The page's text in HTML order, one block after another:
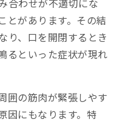
とがあります。その結
り、口を開閉するとき
るといった症状が現れ
囲の筋肉が緊張しやす
因にもなります。特